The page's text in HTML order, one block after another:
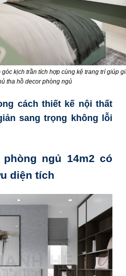
kịch trần tích hợp cùng kệ trang trí giúp
tha hồ decor phòng ngủ
cách thiết kế nội thất
sang trọng không lỗi
ngủ 14m2 có
diện tích